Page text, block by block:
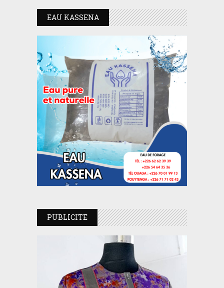
EAU KASSENA
PUBLICITE